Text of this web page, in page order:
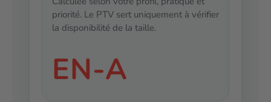
priorité. Le PTV sert uniquement à vérifier
la disponibilité de la taille.
EN-A